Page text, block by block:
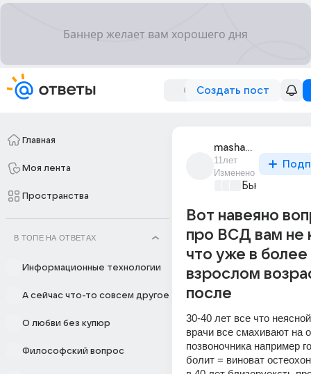
Создать пост
Главная
Моя лента
Пространства
В ТОПЕ НА ОТВЕТАХ
Информационные технологии
А сейчас что-то совсем другое
О любви без купюр
Философский вопрос
masha_zhuk_3
11лет
Изменено
Бьютилэнд
Вот навеяно
про ВСД вам не
что уже в более
взрослом
после
30-40 лет все что
врачи все смахивают на
позвоночника например
болит = виноват